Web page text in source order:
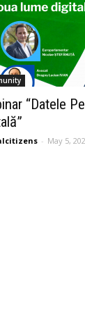
“Datele
- May 5,